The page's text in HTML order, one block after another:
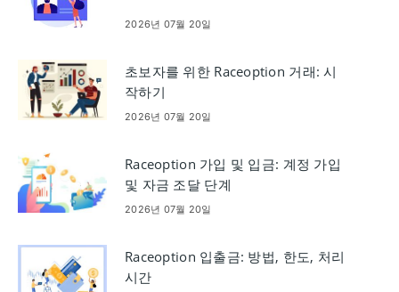
2026년 07월 20일
초보자를 위한 Raceoption 거래: 시
작하기
2026년 07월 20일
Raceoption 가입 및 입금: 계정 가입
및 자금 조달 단계
2026년 07월 20일
Raceoption 입출금: 방법, 한도, 처리
시간